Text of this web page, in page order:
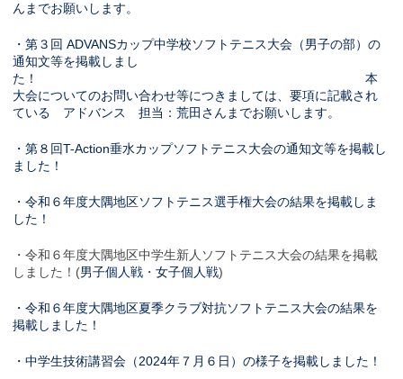
んまでお願いします。
・第３回 ADVANSカップ中学校ソフトテニス大会（男子の部）の
通知文等を掲載しまし
た！ 本
大会についてのお問い合わせ等につきましては、要項に記載され
ている アドバンス 担当：荒田さんまでお願いします。
・第８回T-Action垂水カップソフトテニス大会の通知文等を掲載し
ました！
・令和６年度大隅地区ソフトテニス選手権大会の結果を掲載しま
した！
・令和６年度大隅地区中学生新人ソフトテニス大会の結果を掲載
しました！(男子個人戦 ・女子個人戦)
・令和６年度大隅地区夏季クラブ対抗ソフトテニス大会の結果を
掲載しました！
・中学生技術講習会（2024年７月６日）の様子を掲載しました！